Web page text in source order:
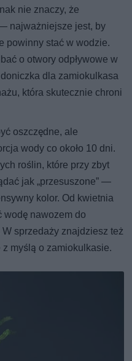
nie znaczy, że
najważniejsze jest, by
powinny stać w wodzie.
o otwory odpływowe w
dla zamiokulkasa
która skutecznie chroni
oszczędne, ale
wody co około 10 dni.
roślin, które przy zbyt
jak „przesuszone” —
kolor. Od kwietnia
wodę nawozem do
sprzedaży znajdziesz też
myślą o zamiokulkasie.